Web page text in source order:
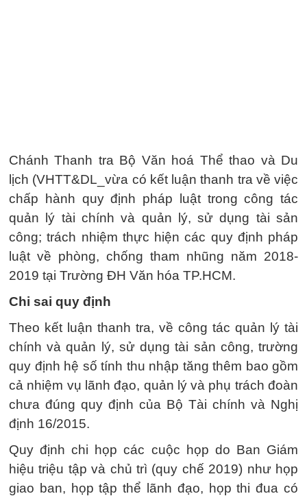
Chánh Thanh tra Bộ Văn hoá Thể thao và Du
lịch (VHTT&DL_vừa có kết luận thanh tra về việc
chấp hành quy định pháp luật trong công tác
quản lý tài chính và quản lý, sử dụng tài sản
công; trách nhiệm thực hiện các quy định pháp
luật về phòng, chống tham nhũng năm 2018-
2019 tại Trường ĐH Văn hóa TP.HCM.
Chi sai quy định
Theo kết luận thanh tra, về công tác quản lý tài
chính và quản lý, sử dụng tài sản công, trường
quy định hệ số tính thu nhập tăng thêm bao gồm
cả nhiệm vụ lãnh đạo, quản lý và phụ trách đoàn
chưa đúng quy định của Bộ Tài chính và Nghị
định 16/2015.
Quy định chi họp các cuộc họp do Ban Giám
hiệu triệu tập và chủ trì (quy chế 2019) như họp
giao ban, họp tập thể lãnh đạo, họp thi đua có